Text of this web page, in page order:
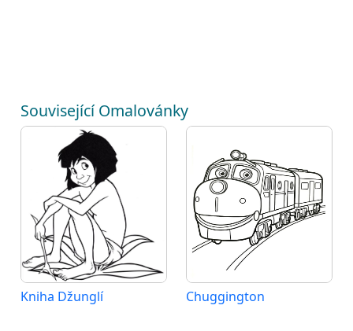
Související Omalovánky
Kniha Džunglí Chuggington